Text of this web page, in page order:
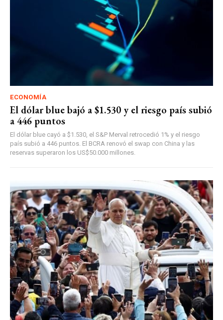
ECONOMÍA
El dólar blue bajó a $1.530 y el riesgo país subió
a 446 puntos
El dólar blue cayó a $1.530, el S&P Merval retrocedió 1% y el riesgo
país subió a 446 puntos. El BCRA renovó el swap con China y las
reservas superaron los US$50.000 millones.